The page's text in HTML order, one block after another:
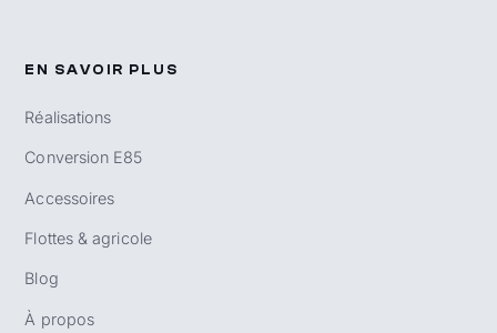
EN SAVOIR PLUS
Réalisations
Conversion E85
Accessoires
Flottes & agricole
Blog
À propos